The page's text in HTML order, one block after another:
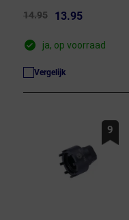
14.95 13.95
ja, op voorraad
Vergelijk
9